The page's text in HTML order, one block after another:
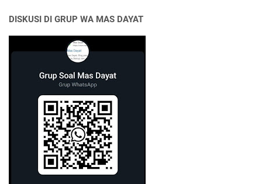
DISKUSI DI GRUP WA MAS DAYAT